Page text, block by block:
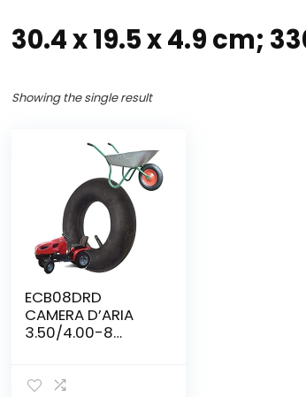
‎30.4 x 19.5 x 4.9 cm;
Showing the single result
ECB08DRD
CAMERA D’ARIA
3.50/4.00-8
RUOTA CARRIOLA